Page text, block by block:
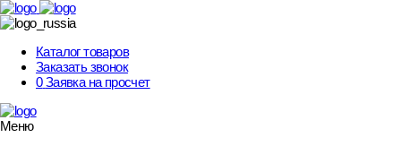
Skip
to
Каталог товаров
Заказать звонок
0 Заявка на просчет
Меню